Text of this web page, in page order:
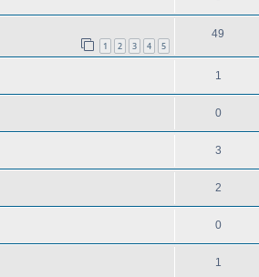
1 2 3 4 5
49
1
0
3
2
0
1